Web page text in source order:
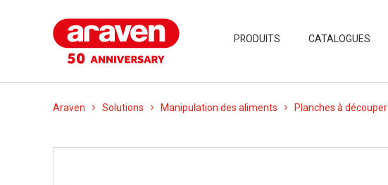
PRODUITS CATALOGUES
Araven Solutions Manipulation des aliments Planches à découper